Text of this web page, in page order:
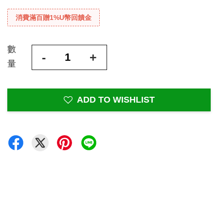
消費滿百贈1%U幣回饋金
數
量
- +
ADD TO WISHLIST